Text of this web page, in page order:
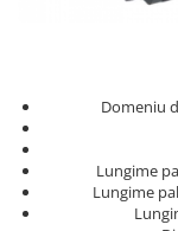
Domeniu
Lungime
Lungime